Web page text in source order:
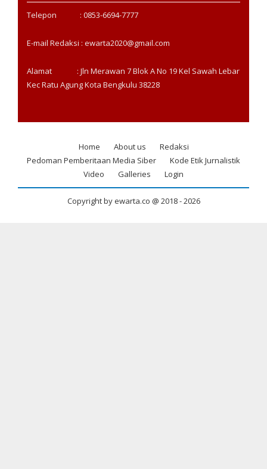
Telepon : 0853-6694-7777
E-mail Redaksi : ewarta2020@gmail.com
Alamat : Jln Merawan 7 Blok A No 19 Kel Sawah Lebar
Kec Ratu Agung Kota Bengkulu 38228
Footer
Home About us
Redaksi
Pedoman Pemberitaan Media Siber
Kode Etik Jurnalistik
Video
Galleries Login
Copyright by ewarta.co @ 2018 -2026